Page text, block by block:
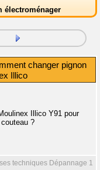
électroménager
changer pignon
Illico
Illico Y91 pour
?
techniques Dépannage 1